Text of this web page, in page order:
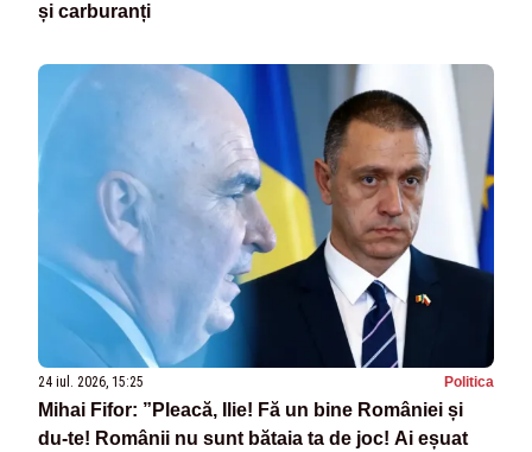
și carburanți
24 iul. 2026, 15:25 Politica
Mihai Fifor: ”Pleacă, Ilie! Fă un bine României și
du-te! Românii nu sunt bătaia ta de joc! Ai eșuat